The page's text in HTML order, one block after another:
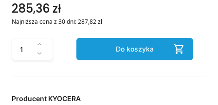
285,36 zł
Najniższa cena z 30 dni:287,82zł
Producent KYOCERA
Do koszyka